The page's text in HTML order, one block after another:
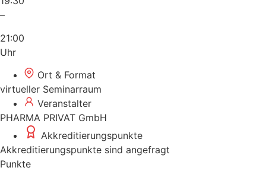
–
21:00
Uhr
Ort & Format
virtueller Seminarraum
Veranstalter
PHARMA PRIVAT GmbH
Akkreditierungspunkte
Akkreditierungspunkte sind angefragt
Punkte